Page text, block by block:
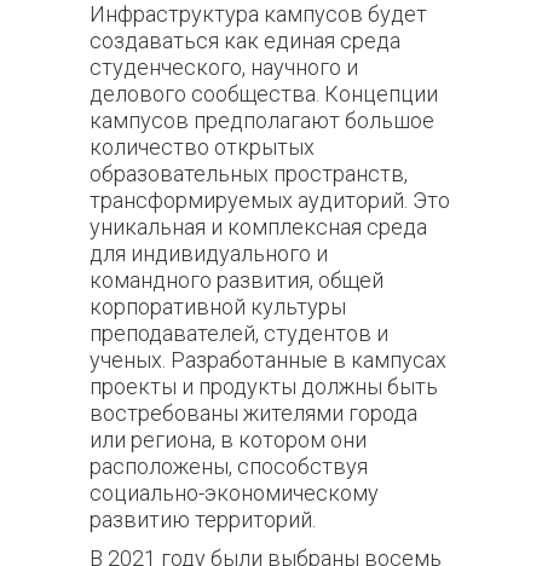
Инфраструктура кампусов будет
создаваться как единая среда
студенческого, научного и
делового сообщества. Концепции
кампусов предполагают большое
количество открытых
образовательных пространств,
трансформируемых аудиторий. Это
уникальная и комплексная среда
для индивидуального и
командного развития, общей
корпоративной культуры
преподавателей, студентов и
ученых. Разработанные в кампусах
проекты и продукты должны быть
востребованы жителями города
или региона, в котором они
расположены, способствуя
социально-экономическому
развитию территорий.
В 2021 году были выбраны восемь